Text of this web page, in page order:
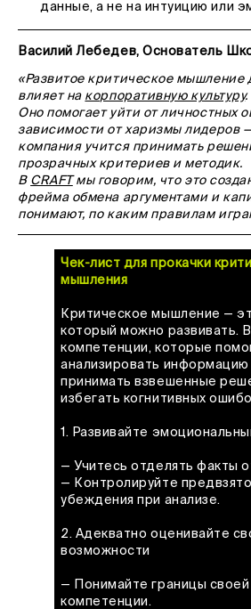
данные, а не на интуицию или
Василий Лебедев, Основатель
«Развитое критическое мышление
влияет на корпоративную культуру.
Оно помогает уйти от личностных
зависимости от харизмы лидеров
компания учится принимать
прозрачных критериев и методик.
В CRAFT мы говорим, что это
фрейма обмена аргументами и
понимают, по каким правилам
Чек-лист для прокачки
мышления
Критическое мышление —
который можно развивать.
компетенции, которые
анализировать информацию
принимать взвешенные
избегать когнитивных
1. Развивайте
— Учитесь отделять факты
— Контролируйте
убеждения при анализе.
2. Адекватно оценивайте
возможности
— Понимайте границы своей
компетенции.